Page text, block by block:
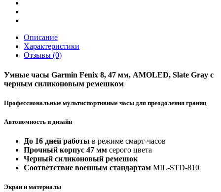
with
black
silicone
Описание
Характеристики
Отзывы (0)
Умные часы Garmin Fenix 8, 47 мм, AMOLED, Slate Gray с
черным силиконовым ремешком
Профессиональные мультиспортивные часы для преодоления границ
Автономность и дизайн
До 16 дней работы в режиме смарт-часов
Прочный корпус 47 мм серого цвета
Черный силиконовый ремешок
Соответствие военным стандартам MIL-STD-810
Экран и материалы